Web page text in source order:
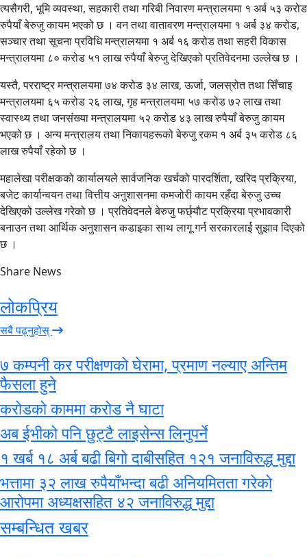
त्यसैगरी, भूमि व्यवस्था, सहकारी तथा गरिबी निवारण मन्त्रालयमा १ अर्ब ५३ करोड
रुपैयाँ बेरुजु कायम भएको छ । वन तथा वातावरण मन्त्रालयमा १ अर्ब ३४ करोड,
सञ्चार तथा सूचना प्रविधि मन्त्रालयमा १ अर्ब १६ करोड तथा सहरी विकास
मन्त्रालयमा ८० करोड ५१ लाख रुपैयाँ बेरुजु देखिएको प्रतिवेदनमा उल्लेख छ ।
यस्तै, परराष्ट्र मन्त्रालयमा ७४ करोड ३४ लाख, ऊर्जा, जलस्रोत तथा सिँचाइ
मन्त्रालयमा ६५ करोड २६ लाख, गृह मन्त्रालयमा ५७ करोड ७२ लाख तथा
स्वास्थ्य तथा जनसंख्या मन्त्रालयमा ५२ करोड ४३ लाख रुपैयाँ बेरुजु कायम
भएको छ । अन्य मन्त्रालय तथा निकायहरूको बेरुजु रकम १ अर्ब ३५ करोड ८६
लाख रुपैयाँ रहेको छ ।
महालेखा परीक्षकको कार्यालयले सार्वजनिक खर्चको पारदर्शिता, खरिद प्रक्रिया,
बजेट कार्यान्वयन तथा वित्तीय अनुशासनमा कमजोरी कायम रहँदा बेरुजु उच्च
देखिएको उल्लेख गरेको छ । प्रतिवेदनले बेरुजु फर्छ्याैट प्रक्रिया प्रभावकारी
बनाउन तथा आर्थिक अनुशासन कडाइका साथ लागू गर्न सरकारलाई सुझाव दिएको
छ ।
Share News
लोकप्रिय
सबै पढ्नुहोस्
७ कम्पनी कर परीक्षणको घेरामा, प्रमाण नल्याए अन्तिम
फैसला हुने
करोडको काममा करोड नै घाटा
अब ईभीको पनि छुट्टै लाइसेन्स लिनुपर्ने
१ खर्ब १८ अर्ब बढी बिगो दाबीसहित १२१ जनाविरुद्ध मुद्दा
भत्तामा ३२ लाख रुपैयाँभन्दा बढी अनियमितता गरेको
आरोपमा अध्यक्षसहित ४२ जनाविरुद्ध मुद्दा
सम्बन्धित खबर